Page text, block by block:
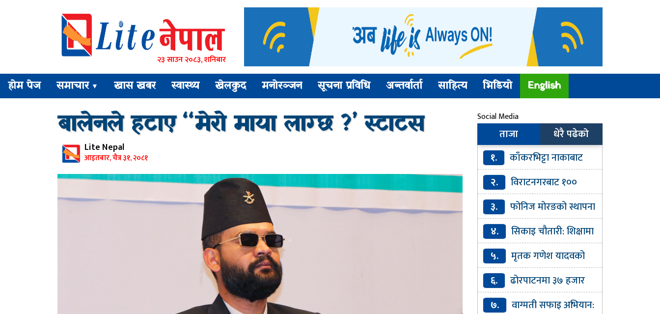
२३ साउन २०८३, शनिबार
होम पेज समाचार ▼ खास खबर स्वास्थ्य खेलकुद मनोरञ्जन सूचना प्रविधि अन्तर्वार्ता साहित्य भिडियो English
बालेनले हटाए ‘‘मेरो माया लाग्छ ?’ स्टाटस
Lite Nepal
आइतबार, चैत्र ३१, २०८१
Social Media
ताजा
धेरै पढेको
१.
काँकरभिट्टा नाकाबाट
व्यापार घाटा ४० प्रतिशतले बढ्यो
२.
विराटनगरबाट १००
ग्रामभन्दा बढी खैरो हेरोइनसहित
एक जना पक्राउ
३.
फोनिज मोरङको स्थापना
दिवसमा निःशुल्क आँखा परीक्षण
तथा औषधि वितरण
४.
सिकाइ चौतारी: शिक्षामा
गुणस्तर र पहुँच विस्तारको डिजिटल
यात्रा५.
मृतक गणेश यादवको
परिवारलाई प्रदेश सरकारले घर
बनाइदिने
६.
ढोरपाटनमा ३७ हजार
पर्यटक, ४७ लाख आम्दानी
७.
वाग्मती सफाइ अभियान: